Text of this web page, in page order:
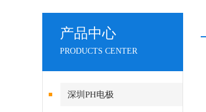
产品中心
PRODUCTS CENTER
深圳PH电极